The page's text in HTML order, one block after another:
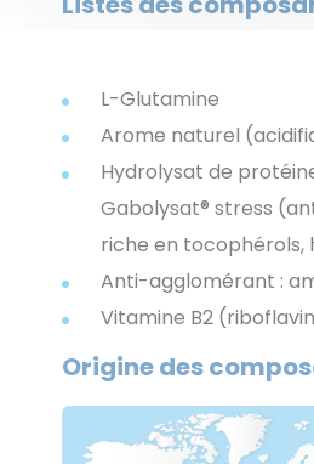
L-Glutamine
Arome naturel
Hydrolysat de
Gabolysat® stress
riche en tocophérols,
Anti-agglomérant :
Vitamine B2
Origine des